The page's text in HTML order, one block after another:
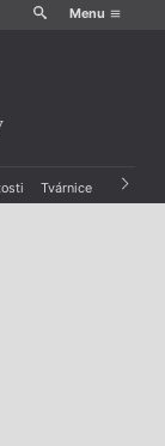
Menu
Tvárnice Archiv